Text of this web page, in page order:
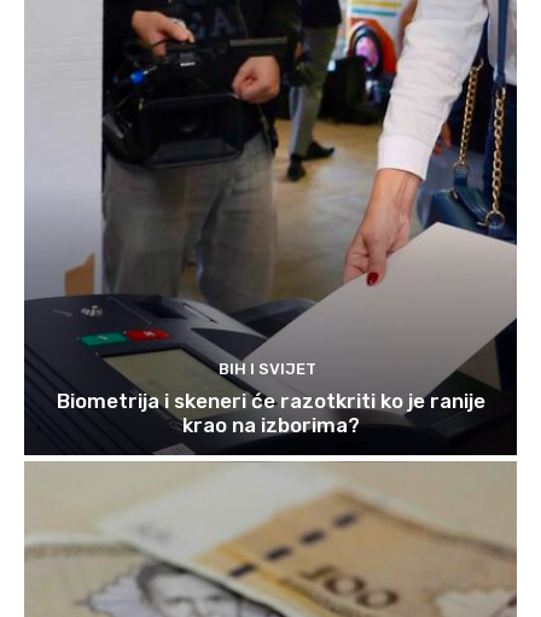
BIH I SVIJET
Biometrija i skeneri će razotkriti ko je ranije
krao na izborima?